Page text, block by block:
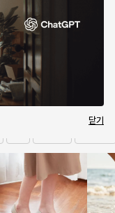
- 그린:멀티 / VN000
MT6BGK1
특가 마감
0개 남음
더보기
닫기